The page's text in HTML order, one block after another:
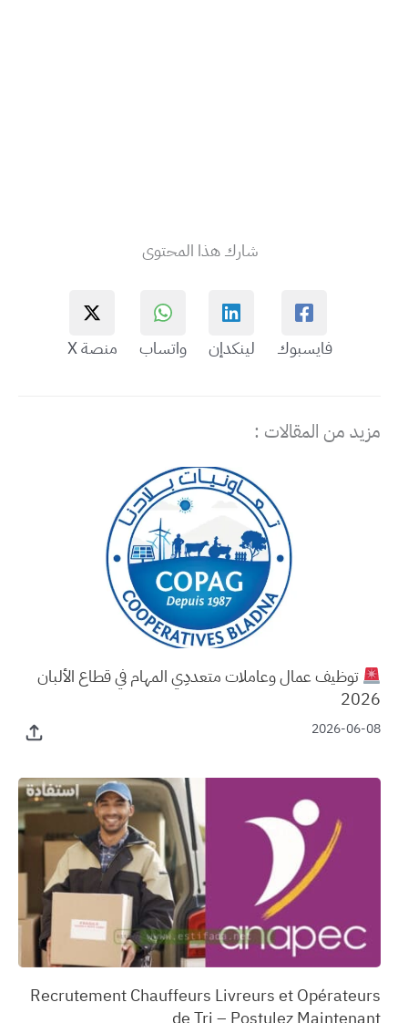
شارك هذا المحتوى
فايسبوك لينكدإن واتساب منصة X
مزيد من المقالات :
توظيف عمال وعاملات متعددِي المهام في قطاع الألبان
2026
2026-06-08
‏Recrutement Chauffeurs Livreurs et Opérateurs